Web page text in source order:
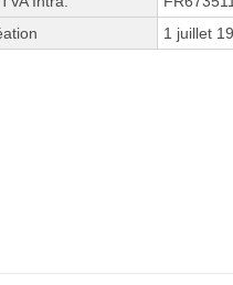
1 juillet